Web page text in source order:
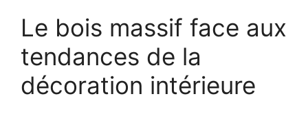
Le bois massif face aux
tendances de la
décoration intérieure